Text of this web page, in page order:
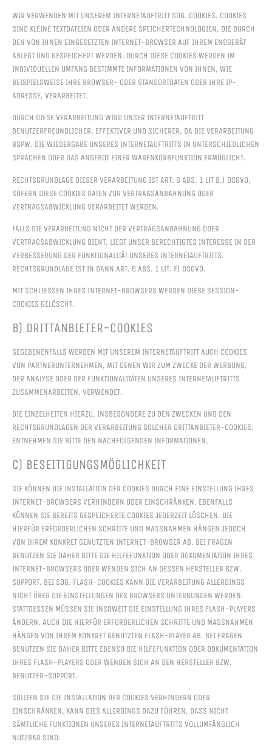
WIR VERWENDEN MIT UNSEREM INTERNETAUFTRITT SOG. COOKIES. COOKIES
SIND KLEINE TEXTDATEIEN ODER ANDERE SPEICHERTECHNOLOGIEN, DIE DURCH
DEN VON IHNEN EINGESETZTEN INTERNET-BROWSER AUF IHREM ENDGERÄT
ABLEGT UND GESPEICHERT WERDEN. DURCH DIESE COOKIES WERDEN IM
INDIVIDUELLEN UMFANG BESTIMMTE INFORMATIONEN VON IHNEN, WIE
BEISPIELSWEISE IHRE BROWSER- ODER STANDORTDATEN ODER IHRE IP-
ADRESSE, VERARBEITET.
DURCH DIESE VERARBEITUNG WIRD UNSER INTERNETAUFTRITT
BENUTZERFREUNDLICHER, EFFEKTIVER UND SICHERER, DA DIE VERARBEITUNG
BSPW. DIE WIEDERGABE UNSERES INTERNETAUFTRITTS IN UNTERSCHIEDLICHEN
SPRACHEN ODER DAS ANGEBOT EINER WARENKORBFUNKTION ERMÖGLICHT.
RECHTSGRUNDLAGE DIESER VERARBEITUNG IST ART. 6 ABS. 1 LIT B.) DSGVO,
SOFERN DIESE COOKIES DATEN ZUR VERTRAGSANBAHNUNG ODER
VERTRAGSABWICKLUNG VERARBEITET WERDEN.
FALLS DIE VERARBEITUNG NICHT DER VERTRAGSANBAHNUNG ODER
VERTRAGSABWICKLUNG DIENT, LIEGT UNSER BERECHTIGTES INTERESSE IN DER
VERBESSERUNG DER FUNKTIONALITÄT UNSERES INTERNETAUFTRITTS.
RECHTSGRUNDLAGE IST IN DANN ART. 6 ABS. 1 LIT. F) DSGVO.
MIT SCHLIESSEN IHRES INTERNET-BROWSERS WERDEN DIESE SESSION-C
OOKIES GELÖSCHT.
B) DRITTANBIETER-COOKIES
GEGEBENENFALLS WERDEN MIT UNSEREM INTERNETAUFTRITT AUCH COOKIES
VON PARTNERUNTERNEHMEN, MIT DENEN WIR ZUM ZWECKE DER WERBUNG,
DER ANALYSE ODER DER FUNKTIONALITÄTEN UNSERES INTERNETAUFTRITTS
ZUSAMMENARBEITEN, VERWENDET.
DIE EINZELHEITEN HIERZU, INSBESONDERE ZU DEN ZWECKEN UND DEN
RECHTSGRUNDLAGEN DER VERARBEITUNG SOLCHER DRITTANBIETER-COOKIES,
ENTNEHMEN SIE BITTE DEN NACHFOLGENDEN INFORMATIONEN.
C) BESEITIGUNGSMÖGLICHKEIT
SIE KÖNNEN DIE INSTALLATION DER COOKIES DURCH EINE EINSTELLUNG IHRES
INTERNET-BROWSERS VERHINDERN ODER EINSCHRÄNKEN. EBENFALLS
KÖNNEN SIE BEREITS GESPEICHERTE COOKIES JEDERZEIT LÖSCHEN. DIE
HIERFÜR ERFORDERLICHEN SCHRITTE UND MASSNAHMEN HÄNGEN JEDOCH V
ON IHREM KONKRET GENUTZTEN INTERNET-BROWSER AB. BEI FRAGEN B
ENUTZEN SIE DAHER BITTE DIE HILFEFUNKTION ODER DOKUMENTATION IHRES I
NTERNET-BROWSERS ODER WENDEN SICH AN DESSEN HERSTELLER BZW. S
UPPORT. BEI SOG. FLASH-COOKIES KANN DIE VERARBEITUNG ALLERDINGS N
ICHT ÜBER DIE EINSTELLUNGEN DES BROWSERS UNTERBUNDEN WERDEN. S
TATTDESSEN MÜSSEN SIE INSOWEIT DIE EINSTELLUNG IHRES FLASH-PLAYERS Ä
NDERN. AUCH DIE HIERFÜR ERFORDERLICHEN SCHRITTE UND MASSNAHMEN HÄ
NGEN VON IHREM KONKRET GENUTZTEN FLASH-PLAYER AB. BEI FRAGEN BE
NUTZEN SIE DAHER BITTE EBENSO DIE HILFEFUNKTION ODER DOKUMENTATION IH
RES FLASH-PLAYERS ODER WENDEN SICH AN DEN HERSTELLER BZW. BE
NUTZER-SUPPORT.
SOLLTEN SIE DIE INSTALLATION DER COOKIES VERHINDERN ODER
EINSCHRÄNKEN, KANN DIES ALLERDINGS DAZU FÜHREN, DASS NICHT
SÄMTLICHE FUNKTIONEN UNSERES INTERNETAUFTRITTS VOLLUMFÄNGLICH
NUTZBAR SIND.